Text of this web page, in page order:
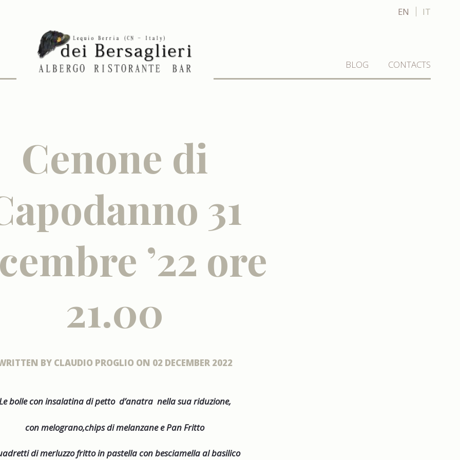
EN IT
BLOG CONTACTS
Cenone di
31
’22 ore
21.00
BY CLAUDIO PROGLIO ON 02 DECEMBER 2022
bolle con insalatina di petto d’anatra nella sua riduzione,
con melograno,chips di melanzane e Pan Fritto
di merluzzo fritto in pastella con besciamella al basilico